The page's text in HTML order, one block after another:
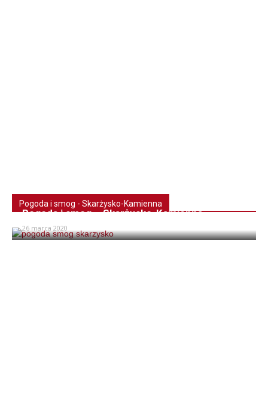
Pogoda i smog - Skarżysko-Kamienna
Pogoda i smog – Skarżysko-Kamienna
26 marca 2020